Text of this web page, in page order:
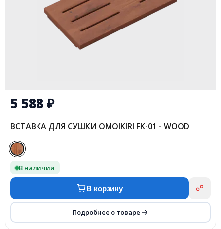
5 588₽
ВСТАВКА ДЛЯ СУШКИ OMOIKIRI FK-01 - WOOD
В наличии
В корзину
Подробнее о товаре